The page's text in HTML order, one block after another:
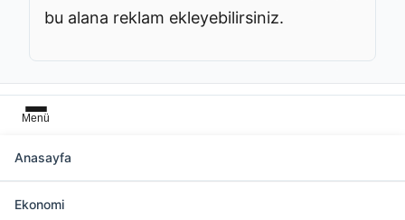
bu alana reklam ekleyebilirsiniz.
Menü
Anasayfa
Ekonomi
Reklam Yönetimi eklentisini etkinleştirip bu